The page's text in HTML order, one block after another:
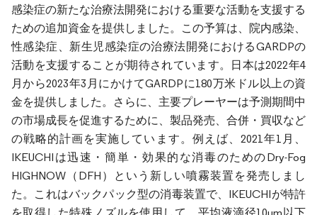
感染症の新たな治療法開発における重要な活動を支援する
ための追加資金を提供しました。この予算は、院内感染、
性感染症、新生児感染症の治療法開発におけるGARDPの
活動を支援することが期待されています。日本は2022年4
月から2023年3月にかけてGARDPに180万米ドル以上の資
金を提供しました。さらに、主要プレーヤーは予測期間中
の市場成長を促進するために、製品発売、合併・買収など
の戦略的計画を実施しています。例えば、2021年1月、
IKEUCHIは迅速・簡単・効果的な消毒のためのDry-Fog
HIGHNOW（DFH）という新しい噴霧装置を発売しまし
た。これはバックパック型の消毒装置で、IKEUCHIが特許